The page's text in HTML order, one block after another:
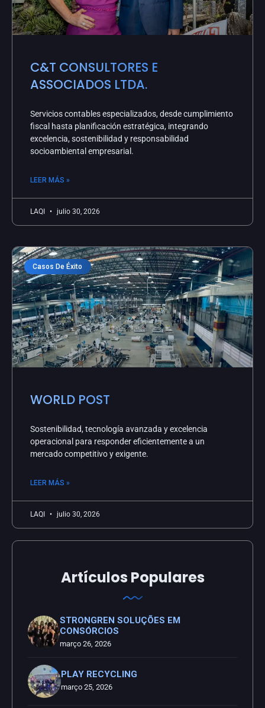
C&T CONSULTORES E
ASSOCIADOS LTDA.
Servicios contables especializados, desde cumplimiento
fiscal hasta planificación estratégica, integrando
excelencia, sostenibilidad y responsabilidad
socioambiental empresarial.
LEER MÁS »
LAQI julio 30, 2026
Casos De Éxito
WORLD POST
Sostenibilidad, tecnología avanzada y excelencia
operacional para responder eficientemente a un
mercado competitivo y exigente.
LEER MÁS »
LAQI julio 30, 2026
Artículos Populares
STRONGREN SOLUÇÕES EM
CONSÓRCIOS
março 26, 2026
PLAY RECYCLING
março 25, 2026